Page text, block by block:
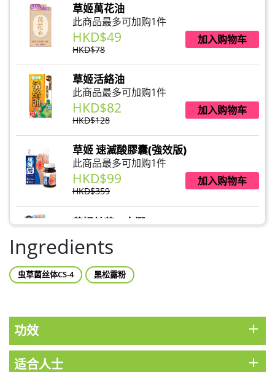
草姬萬花油
此商品最多可加购1件
HKD$49
HKD$78
加入购物车
草姬活絡油
此商品最多可加购1件
HKD$82
HKD$128
加入购物车
草姬 速滅酸膠囊(強效版)
此商品最多可加购1件
HKD$99
HKD$359
加入购物车
草姬益菌の白潤
HKD$99
草姬 調經緊緻寶
加入购物车
男補精力丸5:1 (到期日2028年1月)
Ingredients
虫草菌丝体CS-4 黑松露粉
功效 add
适合人士 add